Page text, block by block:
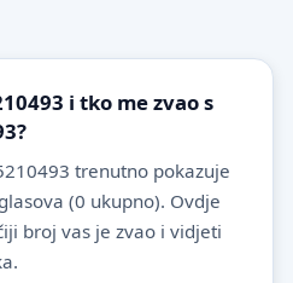
i tko me zvao s
trenutno pokazuje
(0 ukupno). Ovdje
broj vas je zvao i vidjeti